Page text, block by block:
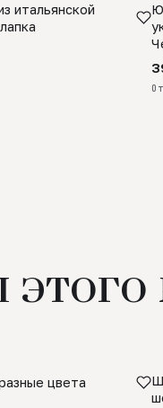
итальянской
цвета